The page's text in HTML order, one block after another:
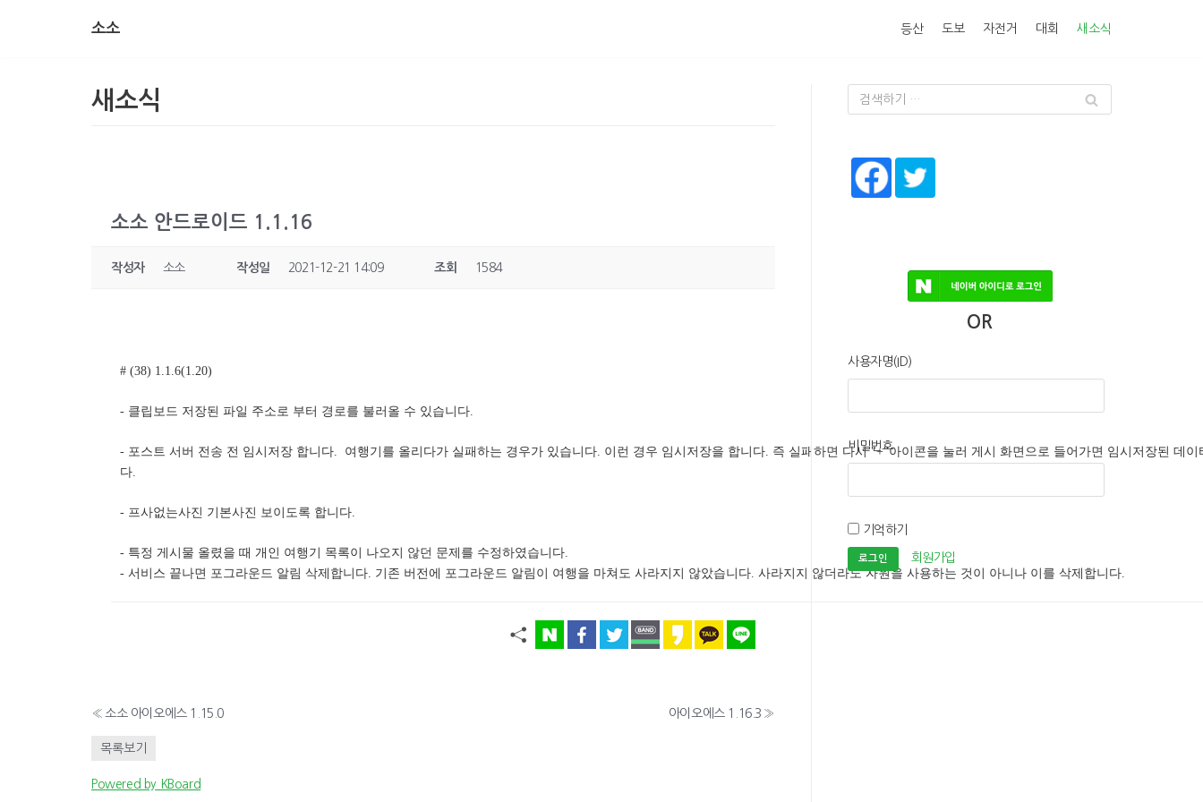
소소 등산 도보 자전거 대회 새소식
새소식
소소 안드로이드 1.1.16
작성자 소소 작성일 2021-12-21 14:09 조회 1584
# (38) 1.1.6(1.20)
- 클립보드 저장된 파일 주소로 부터 경로를 불러올 수 있습니다.
- 포스트 서버 전송 전 임시저장 합니다. 여행기를 올리다가 실패하는 경우가 있습니다. 이런 경우 임시저장을 합니다. 즉 실패하면 다시 "+"아이콘을 눌러 게시 화면으로 들어가면 임시저장된 데이
다.
- 프사없는사진 기본사진 보이도록 합니다.
- 특정 게시물 올렸을 때 개인 여행기 목록이 나오지 않던 문제를 수정하였습니다.
- 서비스 끝나면 포그라운드 알림 삭제합니다. 기존 버전에 포그라운드 알림이 여행을 마쳐도 사라지지 않았습니다. 사라지지 않더라도 자원을 사용하는 것이 아니나 이를 삭제합니다.
« 소소 아이오에스 1.15.0 아이오에스 1.16.3 »
목록보기
Powered by KBoard
OR
사용자명(ID)
비밀번호
기억하기
회원가입